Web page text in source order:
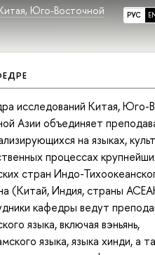
РУС
Юго-Восточной
исследований Китая, Юго-
Азии объединяет
на языках,
процессах
стран Индо-
(Китай, Индия, страны
кафедры ведут
языка, включая вэньянь,
языка, языка хинди, а